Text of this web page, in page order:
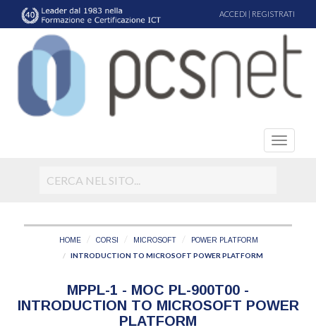
ACCEDI | REGISTRATI
HOME CORSI MICROSOFT POWER PLATFORM
INTRODUCTION TO MICROSOFT POWER PLATFORM
MPPL-1 - MOC PL-900T00 -
INTRODUCTION TO MICROSOFT POWER
PLATFORM